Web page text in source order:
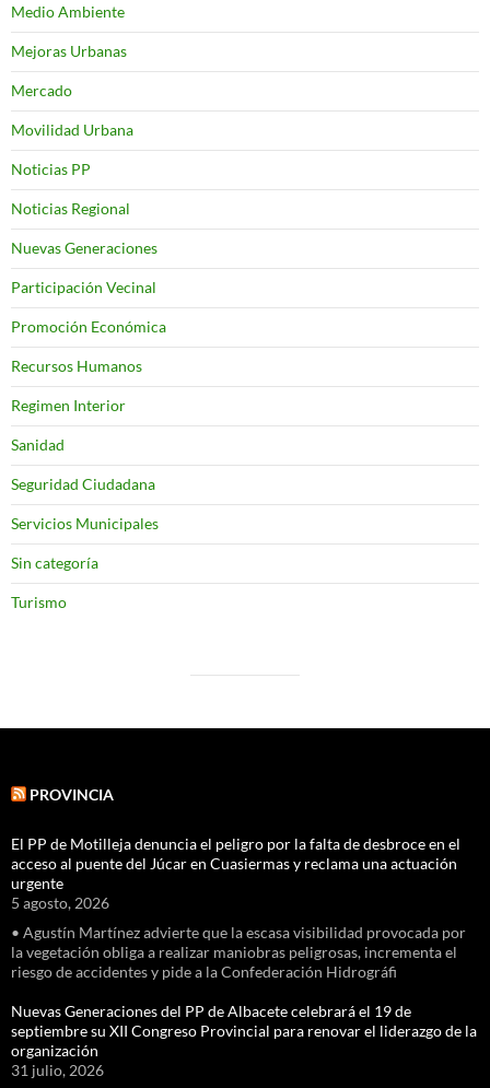
Medio Ambiente
Mejoras Urbanas
Mercado
Movilidad Urbana
Noticias PP
Noticias Regional
Nuevas Generaciones
Participación Vecinal
Promoción Económica
Recursos Humanos
Regimen Interior
Sanidad
Seguridad Ciudadana
Servicios Municipales
Sin categoría
Turismo
PROVINCIA
El PP de Motilleja denuncia el peligro por la falta de desbroce en el
acceso al puente del Júcar en Cuasiermas y reclama una actuación
urgente
5 agosto, 2026
• Agustín Martínez advierte que la escasa visibilidad provocada por
la vegetación obliga a realizar maniobras peligrosas, incrementa el
riesgo de accidentes y pide a la Confederación Hidrográfi
Nuevas Generaciones del PP de Albacete celebrará el 19 de
septiembre su XII Congreso Provincial para renovar el liderazgo de la
organización
31 julio, 2026